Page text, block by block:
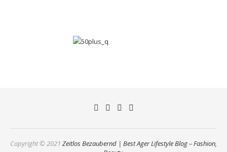
Copyright © 2021 Zeitlos Bezaubernd | Best Ager Lifestyle Blog – Fashion,